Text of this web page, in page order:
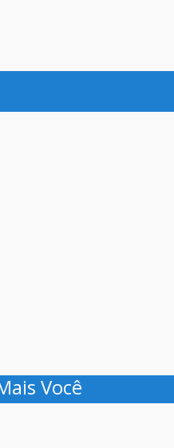
Você